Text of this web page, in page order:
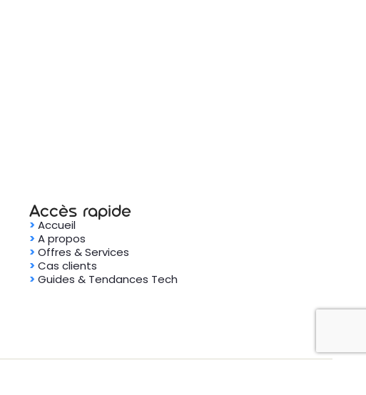
Accès rapide
> Accueil
> A propos
> Offres & Services
> Cas clients
> Guides & Tendances Tech